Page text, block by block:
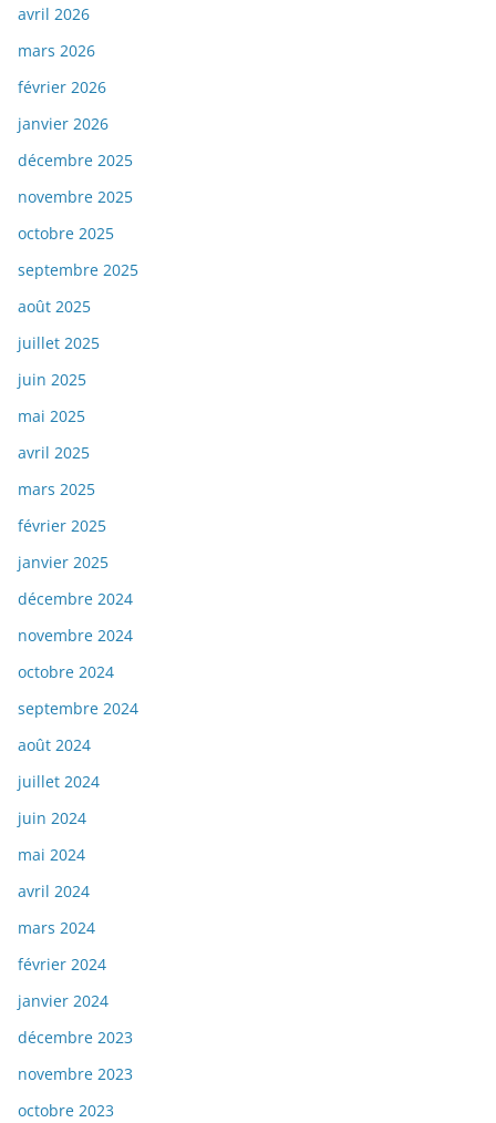
avril 2026
mars 2026
février 2026
janvier 2026
décembre 2025
novembre 2025
octobre 2025
septembre 2025
août 2025
juillet 2025
juin 2025
mai 2025
avril 2025
mars 2025
février 2025
janvier 2025
décembre 2024
novembre 2024
octobre 2024
septembre 2024
août 2024
juillet 2024
juin 2024
mai 2024
avril 2024
mars 2024
février 2024
janvier 2024
décembre 2023
novembre 2023
octobre 2023